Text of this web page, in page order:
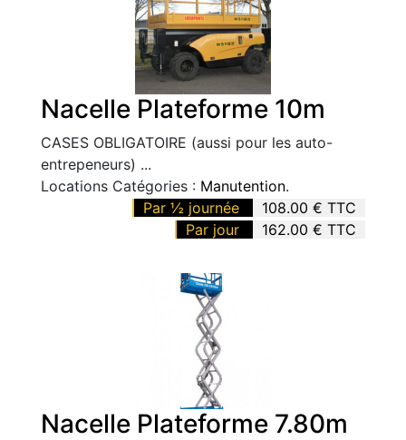
Nacelle Plateforme 10m
CASES OBLIGATOIRE (aussi pour les auto-
entrepeneurs) ...
Locations Catégories : Manutention.
Par ½ journée
108.00 € TTC
Par jour
162.00 € TTC
Nacelle Plateforme 7.80m